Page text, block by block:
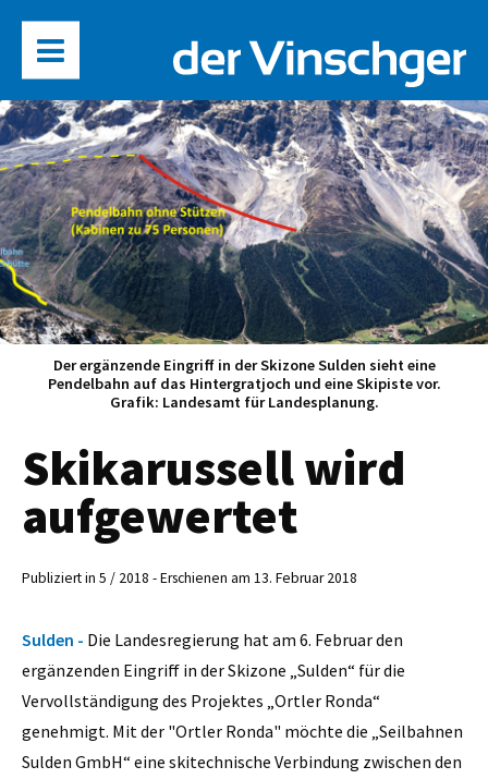
Der ergänzende Eingriff in der Skizone Sulden sieht eine
Pendelbahn auf das Hintergratjoch und eine Skipiste vor.
Grafik: Landesamt für Landesplanung.
Skikarussell wird
aufgewertet
Publiziert in 5 / 2018 - Erschienen am 13. Februar 2018
Sulden - Die Landesregierung hat am 6. Februar den
ergänzenden Eingriff in der Skizone „Sulden“ für die
Vervollständigung des Projektes „Ortler Ronda“
genehmigt. Mit der "Ortler Ronda" möchte die „Seilbahnen
Sulden GmbH“ eine skitechnische Verbindung zwischen den